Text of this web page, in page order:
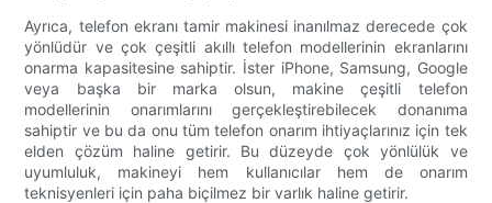
Ayrıca, telefon ekranı tamir makinesi inanılmaz derecede çok
yönlüdür ve çok çeşitli akıllı telefon modellerinin ekranlarını
onarma kapasitesine sahiptir. İster iPhone, Samsung, Google
veya başka bir marka olsun, makine çeşitli telefon
modellerinin onarımlarını gerçekleştirebilecek donanıma
sahiptir ve bu da onu tüm telefon onarım ihtiyaçlarınız için tek
elden çözüm haline getirir. Bu düzeyde çok yönlülük ve
uyumluluk, makineyi hem kullanıcılar hem de onarım
teknisyenleri için paha biçilmez bir varlık haline getirir.